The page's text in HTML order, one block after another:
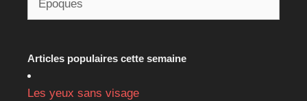
Articles populaires cette semaine
Les yeux sans visage